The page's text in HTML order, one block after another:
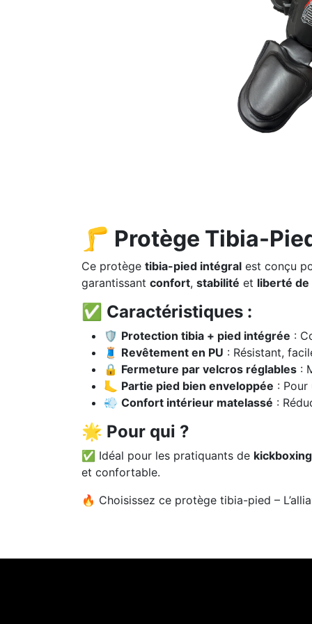
🦵 Protège Tibia-
Ce protège tibia-pied intégral est conçu
garantissant confort, stabilité et liberté
✅ Caractéristiques :
🛡️ Protection tibia + pied intégrée :
🧵 Revêtement en PU : Résistant,
🔒 Fermeture par velcros réglables :
🦶 Partie pied bien enveloppée :
💨 Confort intérieur matelassé :
🌟 Pour qui ?
✅ Idéal pour les pratiquants de kickboxing
et confortable.
🔥 Choisissez ce protège tibia-pied –